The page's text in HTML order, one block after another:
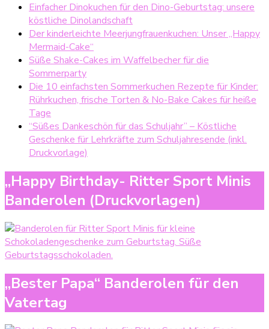
Einfacher Dinokuchen für den Dino-Geburtstag: unsere
köstliche Dinolandschaft
Der kinderleichte Meerjungfrauenkuchen: Unser „Happy
Mermaid-Cake“
Süße Shake-Cakes im Waffelbecher für die
Sommerparty
Die 10 einfachsten Sommerkuchen Rezepte für Kinder:
Rührkuchen, frische Torten & No-Bake Cakes für heiße
Tage
“Süßes Dankeschön für das Schuljahr” – Köstliche
Geschenke für Lehrkräfte zum Schuljahresende (inkl.
Druckvorlage)
„Happy Birthday- Ritter Sport Minis
Banderolen (Druckvorlagen)
„Bester Papa“ Banderolen für den
Vatertag